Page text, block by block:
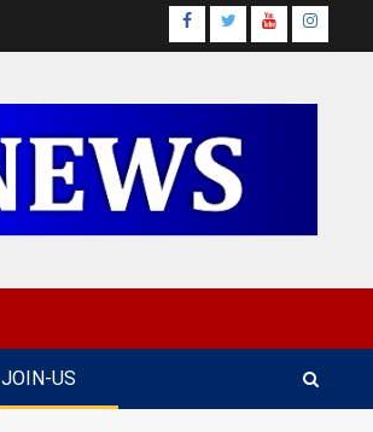
Facebook
TwitterYoutube
JOIN-US